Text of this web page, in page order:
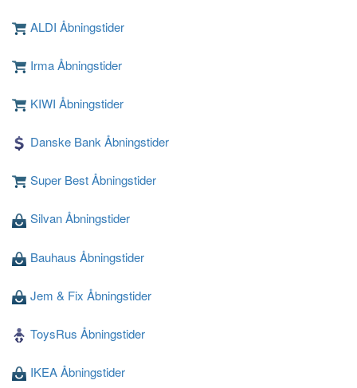
Loading ...
ALDI Åbningstider
Irma Åbningstider
KIWI Åbningstider
Danske Bank Åbningstider
Super Best Åbningstider
Silvan Åbningstider
Bauhaus Åbningstider
Jem & Fix Åbningstider
ToysRus Åbningstider
IKEA Åbningstider